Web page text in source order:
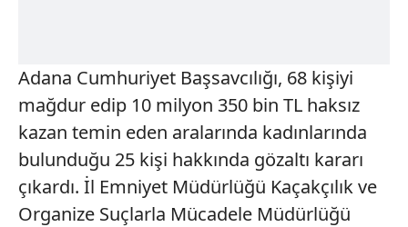
Adana Cumhuriyet Başsavcılığı, 68 kişiyi
mağdur edip 10 milyon 350 bin TL haksız
kazan temin eden aralarında kadınlarında
bulunduğu 25 kişi hakkında gözaltı kararı
çıkardı. İl Emniyet Müdürlüğü Kaçakçılık ve
Organize Suçlarla Mücadele Müdürlüğü